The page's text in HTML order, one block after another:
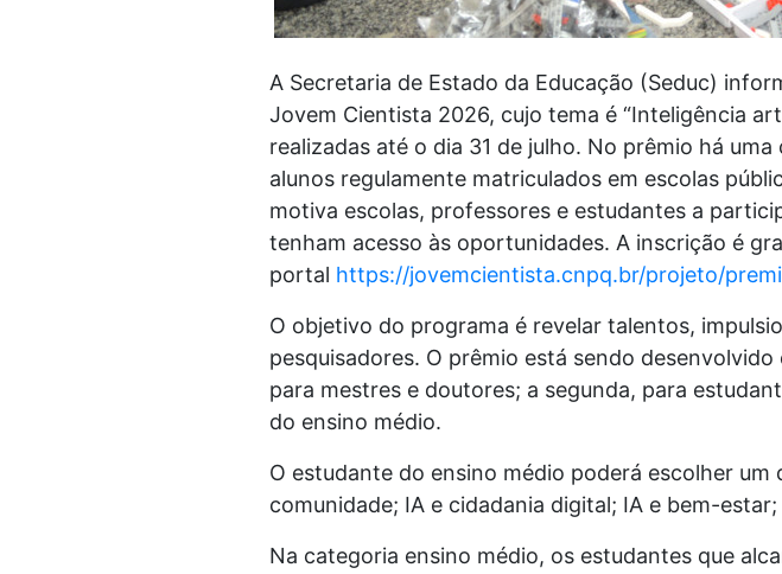
A Secretaria de Estado da Educação (Seduc)
Jovem Cientista 2026, cujo tema é “Inteligência
realizadas até o dia 31 de julho. No prêmio há
alunos regulamente matriculados em escolas
motiva escolas, professores e estudantes a
tenham acesso às oportunidades. A inscrição é
portal https://jovemcientista.cnpq.br/projeto/
O objetivo do programa é revelar talentos,
pesquisadores. O prêmio está sendo
para mestres e doutores; a segunda, para
do ensino médio.
O estudante do ensino médio poderá escolher
comunidade; IA e cidadania digital; IA e bem-
Na categoria ensino médio, os estudantes que